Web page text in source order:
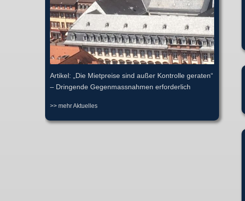
Artikel: „Die Mietpreise sind außer Kontrolle geraten“
– Dringende Gegenmassnahmen erforderlich
>> mehr Aktuelles